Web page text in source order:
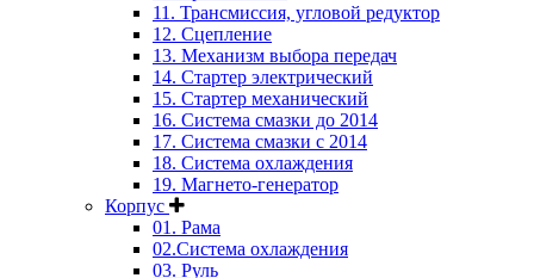
11. Трансмиссия, угловой редуктор
12. Сцепление
13. Механизм выбора передач
14. Стартер электрический
15. Стартер механический
16. Система смазки до 2014
17. Система смазки c 2014
18. Система охлаждения
19. Магнето-генератор
Корпус
01. Рама
02.Система охлаждения
03. Руль